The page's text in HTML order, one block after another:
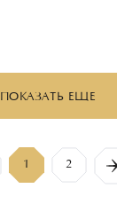
ПОКАЗАТЬ ЕЩЕ
1 2